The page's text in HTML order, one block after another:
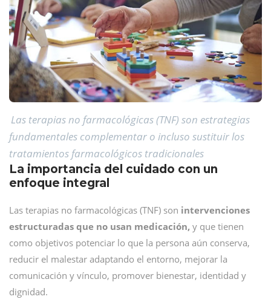
Las terapias no farmacológicas (TNF) son estrategias
fundamentales complementar o incluso sustituir los
tratamientos farmacológicos tradicionales
La importancia del cuidado con un
enfoque integral
Las terapias no farmacológicas (TNF) son intervenciones
estructuradas que no usan medicación, y que tienen
como objetivos potenciar lo que la persona aún conserva,
reducir el malestar adaptando el entorno, mejorar la
comunicación y vínculo, promover bienestar, identidad y
dignidad.